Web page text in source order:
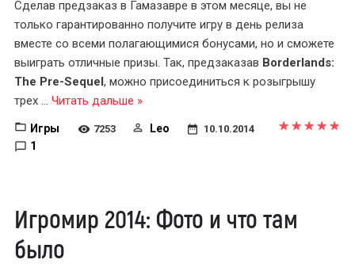
Сделав предзаказ в Гамазавре в этом месяце, вы не
только гарантированно получите игру в день релиза
вместе со всеми полагающимися бонусами, но и сможете
выиграть отличные призы. Так, предзаказав Borderlands:
The Pre-Sequel, можно присоединиться к розыгрышу
трех ... Читать дальше »
Игры 7253 Leo 10.10.2014
1
Игромир 2014: Фото и что там
было